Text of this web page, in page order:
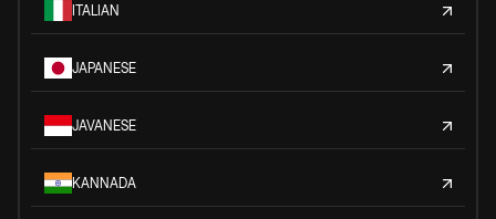
ITALIAN
JAPANESE
JAVANESE
KANNADA